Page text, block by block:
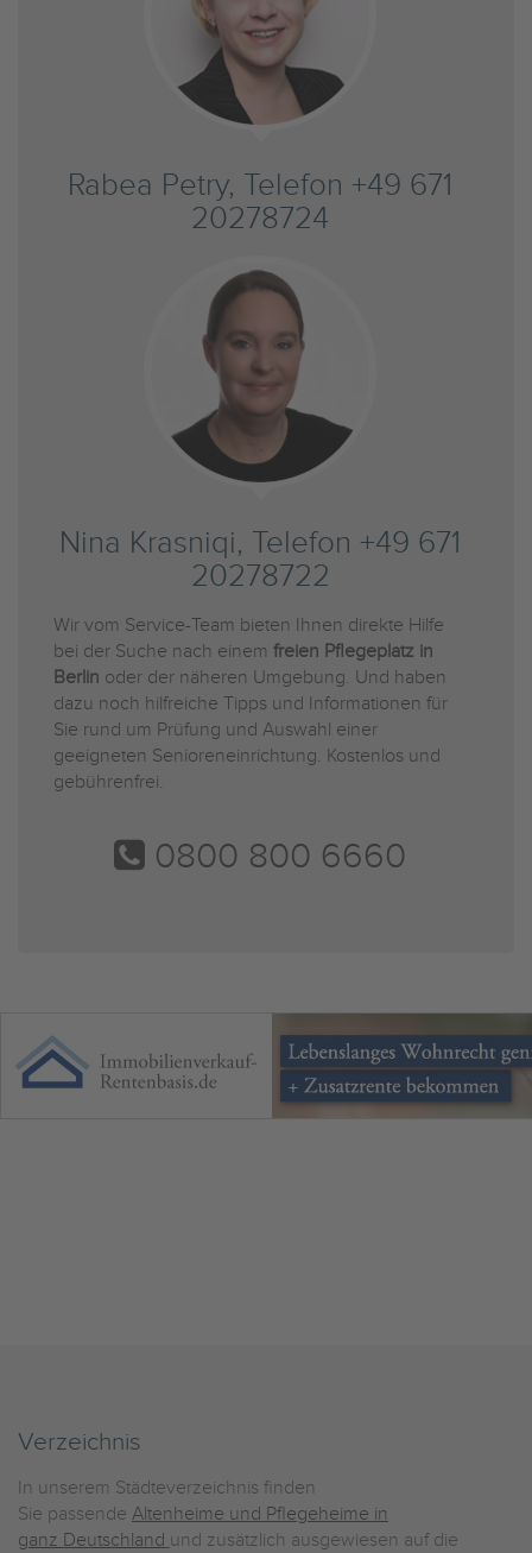
Rabea Petry, Telefon +49 671
20278724
Nina Krasniqi, Telefon +49 671
20278722
Wir vom Service-Team bieten Ihnen direkte Hilfe
bei der Suche nach einem freien Pflegeplatz in
Berlin oder der näheren Umgebung. Und haben
dazu noch hilfreiche Tipps und Informationen für
Sie rund um Prüfung und Auswahl einer
geeigneten Senioreneinrichtung. Kostenlos und
gebührenfrei.
0800 800 6660
Verzeichnis
In unserem Städteverzeichnis finden
Sie passende Altenheime und Pflegeheime in
ganz Deutschland und zusätzlich ausgewiesen auf die